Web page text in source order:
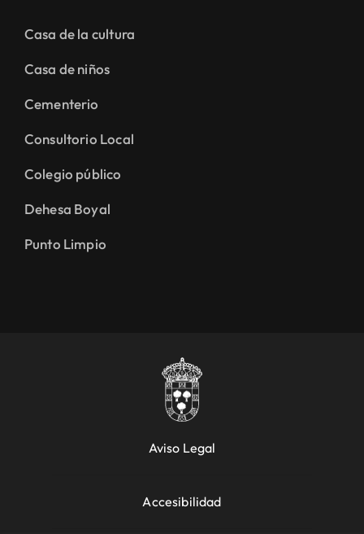
Casa de la cultura
Casa de niños
Cementerio
Consultorio Local
Colegio público
Dehesa Boyal
Punto Limpio
Aviso Legal
Accesibilidad